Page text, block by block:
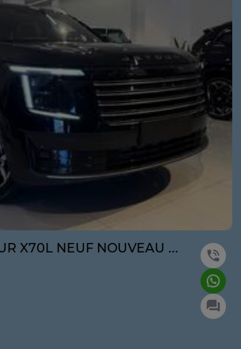
VENDRE : JETOUR X70L NEUF NOUVEAU MODÈLE ANNE 2026